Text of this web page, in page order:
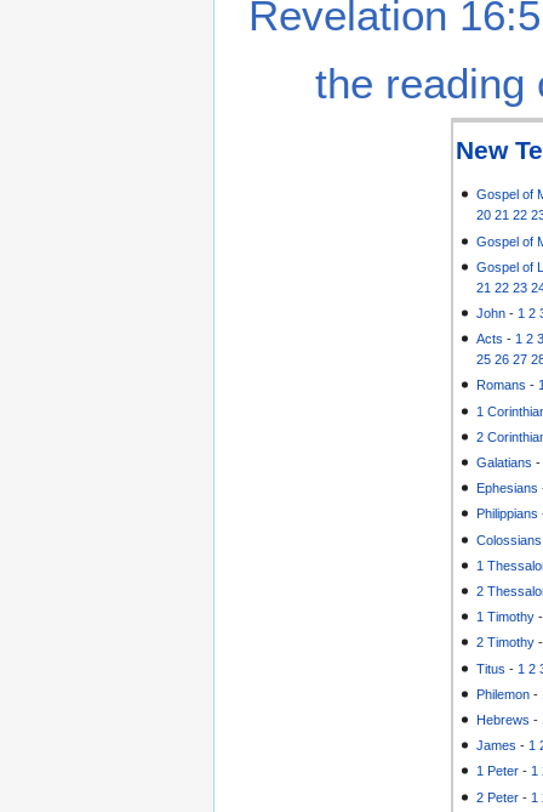
Revelation
the reading
New
Gospel of
20 21 22
Gospel of
Gospel of
21 22 23
John - 1 2
Acts - 1 2
25 26 27
Romans -
1
2
Galatians
Ephesians
Philippians
Colossians
1
2
1 Timothy
2 Timothy
Titus - 1 2
Philemon -
Hebrews -
James - 1
1 Peter - 1
2 Peter - 1